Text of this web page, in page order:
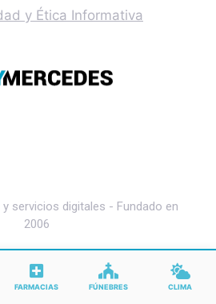
y Ética Informativa
servicios digitales - Fundado en
2006
FARMACIAS FÚNEBRES CLIMA